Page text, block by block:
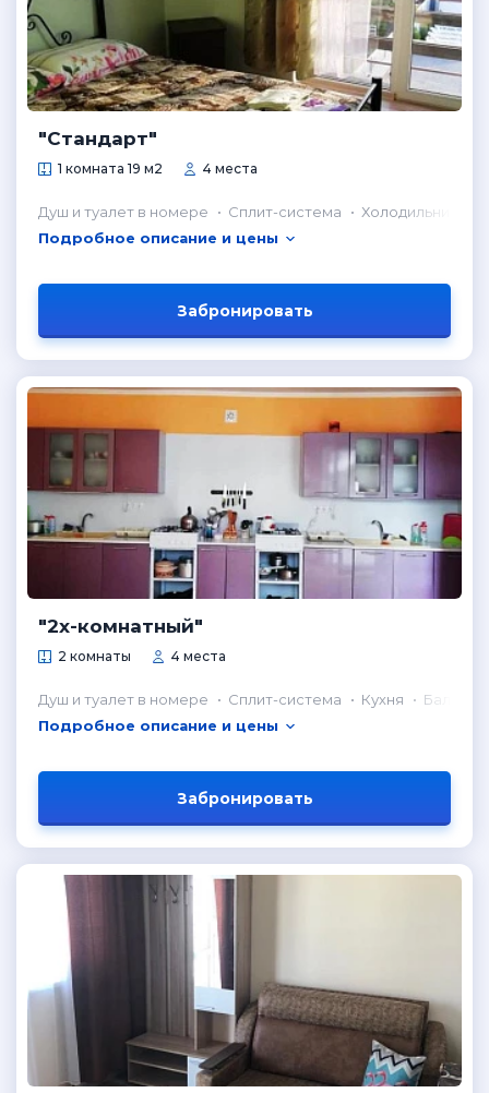
"Стандарт"
1 комната 19 м2 4 места
Душ и туалет в номере Сплит-система
Холодильник в
Подробное описание и цены
Забронировать
"2х-комнатный"
2 комнаты 4 места
Душ и туалет в номере Сплит-система Кухня
Балкон
Подробное описание и цены
Забронировать